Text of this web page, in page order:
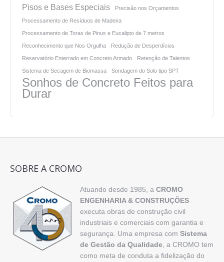
Pisos e Bases Especiais
Precisão nos Orçamentos
Processamento de Resíduos de Madeira
Processamento de Toras de Pinus e Eucalipto de 7 metros
Reconhecimento que Nos Orgulha Redução de Desperdícios
Reservatório Enterrado em Concreto Armado Retenção de Talentos
Sistema de Secagem de Biomassa Sondagem do Solo tipo SPT
Sonhos de Concreto Feitos para
Durar
SOBRE A CROMO
Atuando desde 1985, a CROMO
ENGENHARIA & CONSTRUÇÕES
executa obras de construção civil
industriais e comerciais com garantia e
segurança. Uma empresa com Sistema
de Gestão da Qualidade , a CROMO tem
como meta de conduta a fidelização do